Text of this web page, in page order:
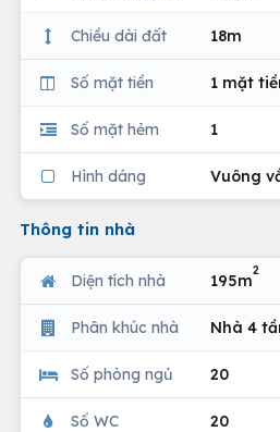
Chiều dài đất 18m
Số mặt tiền 1 mặt
Số mặt hẻm 1
Hình dáng Vuông
Thông tin nhà
Diện tích nhà 195m
2
Phân khúc nhà Nhà 4
Số phòng ngủ 20
Số WC 20